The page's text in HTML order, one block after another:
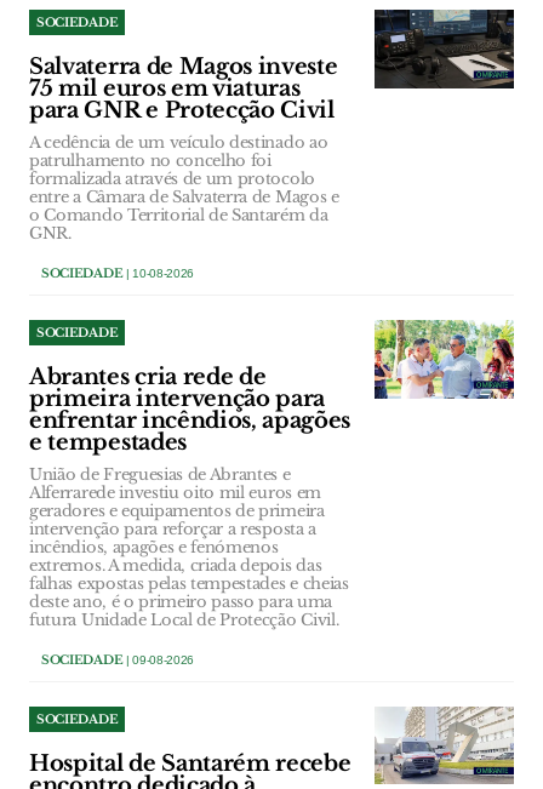
SOCIEDADE
Salvaterra de Magos investe
75 mil euros em viaturas
para GNR e Protecção Civil
A cedência de um veículo destinado ao
patrulhamento no concelho foi
formalizada através de um protocolo
entre a Câmara de Salvaterra de Magos e
o Comando Territorial de Santarém da
GNR.
SOCIEDADE| 10-08-2026
SOCIEDADE
Abrantes cria rede de
primeira intervenção para
enfrentar incêndios, apagões
e tempestades
União de Freguesias de Abrantes e
Alferrarede investiu oito mil euros em
geradores e equipamentos de primeira
intervenção para reforçar a resposta a
incêndios, apagões e fenómenos
extremos. A medida, criada depois das
falhas expostas pelas tempestades e cheias
deste ano, é o primeiro passo para uma
futura Unidade Local de Protecção Civil.
SOCIEDADE| 09-08-2026
SOCIEDADE
Hospital de Santarém recebe